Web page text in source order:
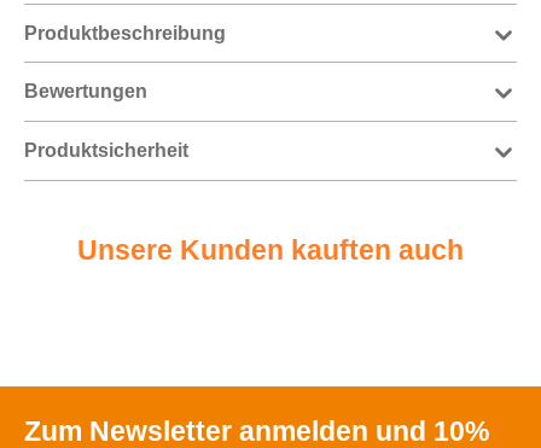
Produktbeschreibung
Bewertungen
Produktsicherheit
Unsere Kunden kauften auch
Zum Newsletter anmelden und 10%